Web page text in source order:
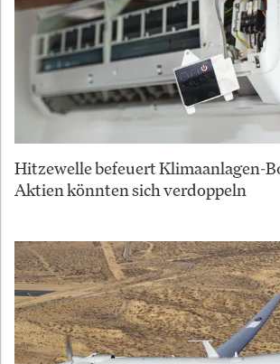
Hitzewelle befeuert Klimaanlagen-
Aktien könnten sich verdoppeln